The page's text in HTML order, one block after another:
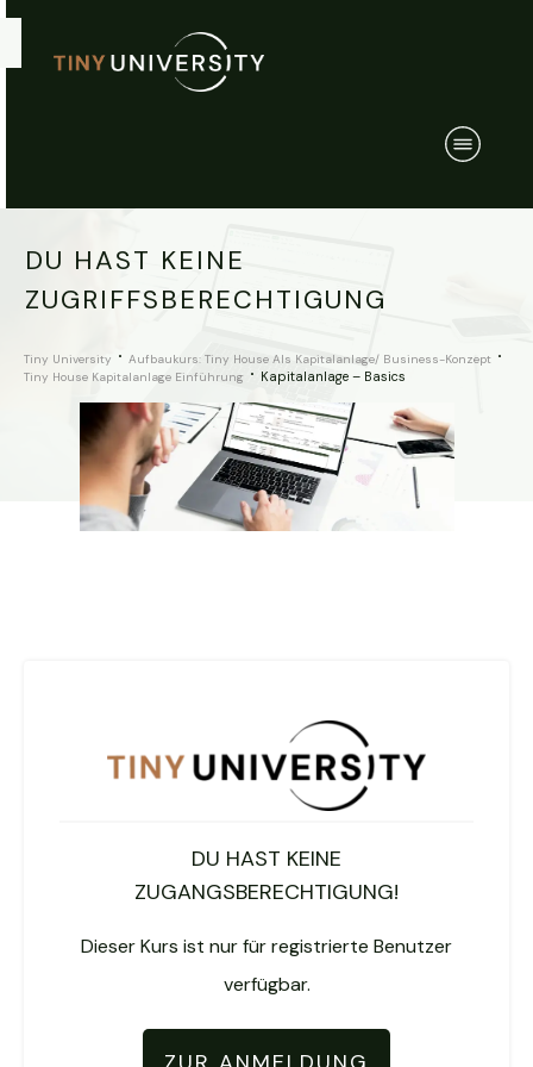
DU HAST KEINE
ZUGRIFFSBERECHTIGUNG
Tiny University
Aufbaukurs: Tiny House Als Kapitalanlage/ Business-Konzept
Tiny House Kapitalanlage Einführung
Kapitalanlage – Basics
DU HAST KEINE
ZUGANGSBERECHTIGUNG!
Dieser Kurs ist nur für registrierte Benutzer
verfügbar.